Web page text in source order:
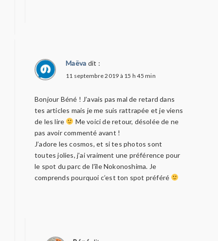
Maëva dit :
11 septembre 2019 à 15 h 45 min
Bonjour Béné ! J’avais pas mal de retard dans
tes articles mais je me suis rattrapée et je viens
de les lire
Me voici de retour, désolée de ne
pas avoir commenté avant !
J’adore les cosmos, et si tes photos sont
toutes jolies, j’ai vraiment une préférence pour
le spot du parc de l’île Nokonoshima. Je
comprends pourquoi c’est ton spot préféré